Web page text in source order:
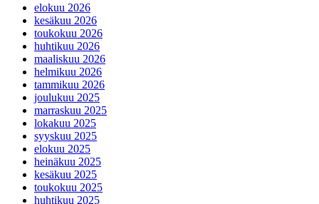
elokuu 2026
kesäkuu 2026
toukokuu 2026
huhtikuu 2026
maaliskuu 2026
helmikuu 2026
tammikuu 2026
joulukuu 2025
marraskuu 2025
lokakuu 2025
syyskuu 2025
elokuu 2025
heinäkuu 2025
kesäkuu 2025
toukokuu 2025
huhtikuu 2025